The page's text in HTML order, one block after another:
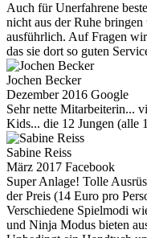
Auch für Unerfahrene
nicht aus der Ruhe
ausführlich. Auf Fragen
das sie dort so guten
Jochen Becker
Dezember 2016 Google
Sehr nette Mitarbeiterin...
Kids... die 12 Jungen (alle
Sabine Reiss
März 2017 Facebook
Super Anlage! Tolle
der Preis (14 Euro pro
Verschiedene Spielmodi
und Ninja Modus bieten